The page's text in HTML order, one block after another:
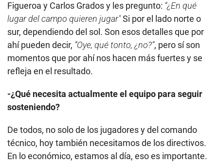
Figueroa y Carlos Grados y les pregunto: “¿En qué
lugar del campo quieren jugar"Si por el lado norte o
sur, dependiendo del sol. Son esos detalles que por
ahí pueden decir, “Oye, qué tonto, ¿no?”, pero sí son
momentos que por ahí nos hacen más fuertes y se
refleja en el resultado.
-¿Qué necesita actualmente el equipo para seguir
sosteniendo?
De todos, no solo de los jugadores y del comando
técnico, hoy también necesitamos de los directivos.
En lo económico, estamos al día, eso es importante.